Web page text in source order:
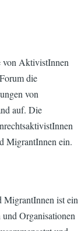
von AktivistInnen
die
von
auf. Die
MigrantInnen ein.
MigrantInnen ist ein
Organisationen